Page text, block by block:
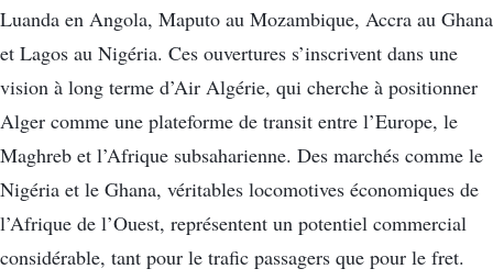
Luanda en Angola, Maputo au Mozambique, Accra au Ghana
et Lagos au Nigéria. Ces ouvertures s’inscrivent dans une
vision à long terme d’Air Algérie, qui cherche à positionner
Alger comme une plateforme de transit entre l’Europe, le
Maghreb et l’Afrique subsaharienne. Des marchés comme le
Nigéria et le Ghana, véritables locomotives économiques de
l’Afrique de l’Ouest, représentent un potentiel commercial
considérable, tant pour le trafic passagers que pour le fret.